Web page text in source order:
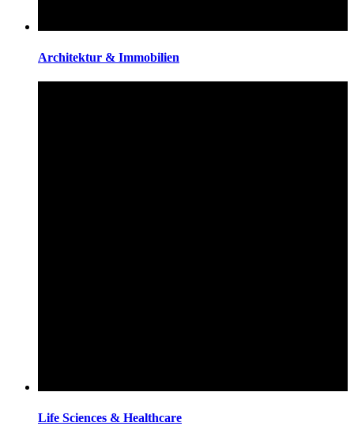
Architektur & Immobilien
Life Sciences & Healthcare